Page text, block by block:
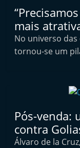
mais
No universo
tornou-se um
Pós-venda:
contra
Álvaro de la